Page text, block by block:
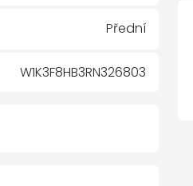
Přední
W1K3F8HB3RN326803